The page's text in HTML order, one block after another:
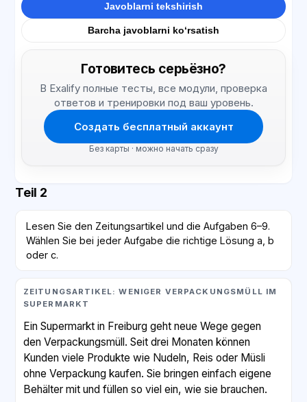
Javoblarni tekshirish
Barcha javoblarni ko‘rsatish
Готовитесь серьёзно?
В Exalify полные тесты, все модули, проверка
ответов и тренировки под ваш уровень.
Создать бесплатный аккаунт
Без карты · можно начать сразу
Teil 2
Lesen Sie den Zeitungsartikel und die Aufgaben 6–9.
Wählen Sie bei jeder Aufgabe die richtige Lösung a, b
oder c.
ZEITUNGSARTIKEL: WENIGER VERPACKUNGSMÜLL IM
SUPERMARKT
Ein Supermarkt in Freiburg geht neue Wege gegen
den Verpackungsmüll. Seit drei Monaten können
Kunden viele Produkte wie Nudeln, Reis oder Müsli
ohne Verpackung kaufen. Sie bringen einfach eigene
Behälter mit und füllen so viel ein, wie sie brauchen.